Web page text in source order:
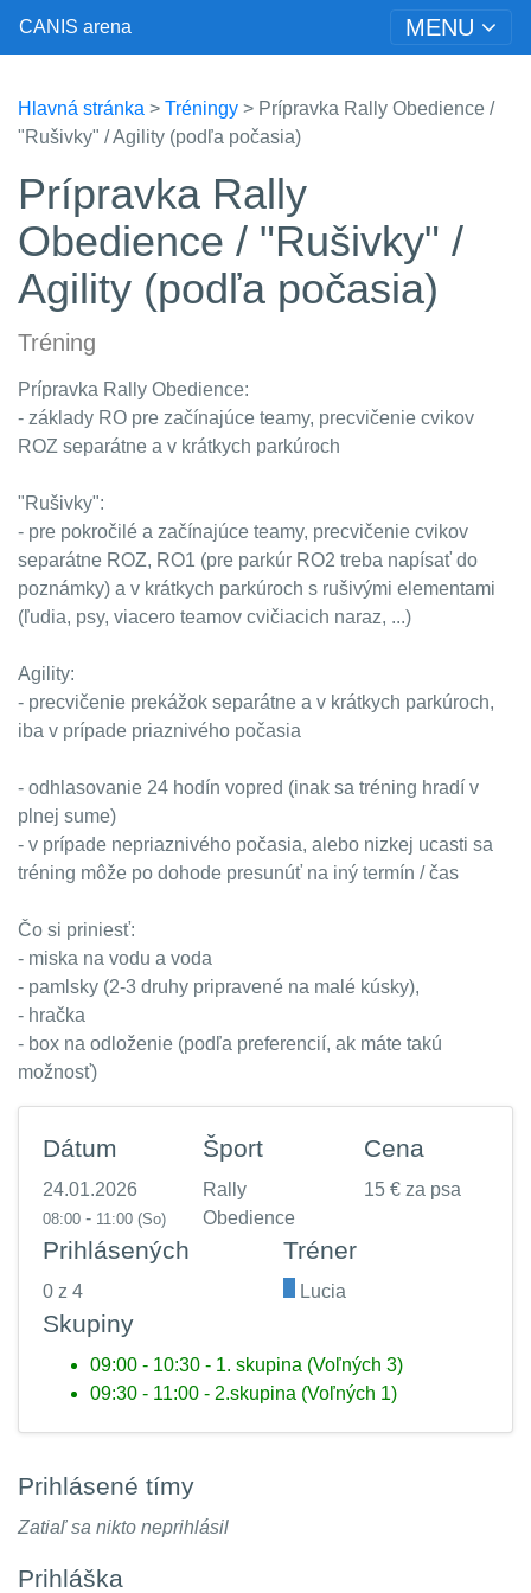
CANIS arena MENU
Hlavná stránka > Tréningy > Prípravka Rally Obedience /
"Rušivky" / Agility (podľa počasia)
Prípravka Rally
Obedience / "Rušivky" /
Agility (podľa počasia)
Tréning
Prípravka Rally Obedience:
- základy RO pre začínajúce teamy, precvičenie cvikov
ROZ separátne a v krátkych parkúroch
"Rušivky":
- pre pokročilé a začínajúce teamy, precvičenie cvikov
separátne ROZ, RO1 (pre parkúr RO2 treba napísať do
poznámky) a v krátkych parkúroch s rušivými elementami
(ľudia, psy, viacero teamov cvičiacich naraz, ...)
Agility:
- precvičenie prekážok separátne a v krátkych parkúroch,
iba v prípade priaznivého počasia
- odhlasovanie 24 hodín vopred (inak sa tréning hradí v
plnej sume)
- v prípade nepriaznivého počasia, alebo nizkej ucasti sa
tréning môže po dohode presunúť na iný termín / čas
Čo si priniesť:
- miska na vodu a voda
- pamlsky (2-3 druhy pripravené na malé kúsky),
- hračka
- box na odloženie (podľa preferencií, ak máte takú
možnosť)
Dátum
24.01.2026
08:00 - 11:00 (So)
Šport
Rally
Obedience
Cena
15 € za psa
Prihlásených
0 z 4
Tréner
Lucia
Skupiny
09:00 - 10:30 - 1. skupina (Voľných 3)
09:30 - 11:00 - 2.skupina (Voľných 1)
Prihlásené tímy
Zatiaľ sa nikto neprihlásil
Prihláška